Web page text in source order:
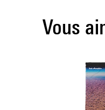
Vous